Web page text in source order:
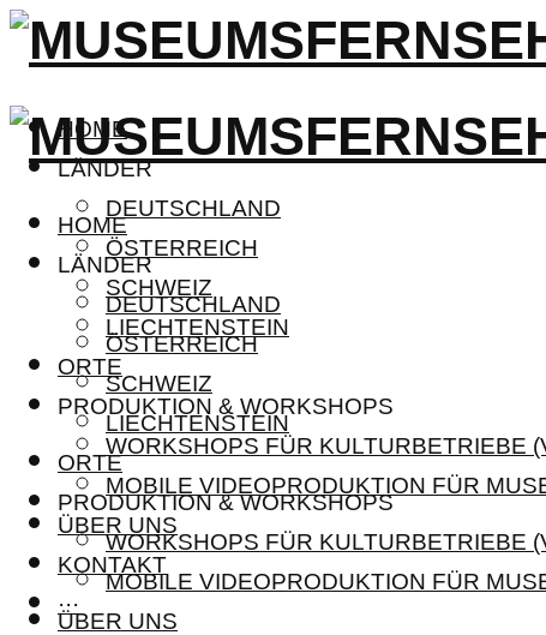
HOME
LÄNDER
DEUTSCHLAND
ÖSTERREICH
SCHWEIZ
LIECHTENSTEIN
ORTE
PRODUKTION & WORKSHOPS
WORKSHOPS FÜR KULTURBETRIEBE
MOBILE VIDEOPRODUKTION FÜR
ÜBER UNS
KONTAKT
···
HOME
LÄNDER
DEUTSCHLAND
ÖSTERREICH
SCHWEIZ
LIECHTENSTEIN
ORTE
PRODUKTION & WORKSHOPS
WORKSHOPS FÜR KULTURBETRIEBE
MOBILE VIDEOPRODUKTION FÜR
ÜBER UNS